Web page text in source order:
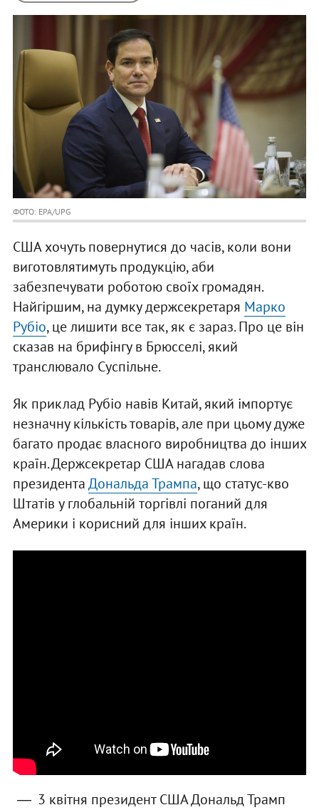
ФОТО: EPA/UPG
США хочуть повернутися до часів, коли вони
виготовлятимуть продукцію, аби
забезпечувати роботою своїх громадян.
Найгіршим, на думку держсекретаря Марко
Рубіо, це лишити все так, як є зараз. Про це він
сказав на брифінгу в Брюсселі, який
транслювало Суспільне.
Як приклад Рубіо навів Китай, який імпортує
незначну кількість товарів, але при цьому дуже
багато продає власного виробництва до інших
країн. Держсекретар США нагадав слова
президентаДональда Трампа, що статус-кво
Штатів у глобальній торгівлі поганий для
Америки і корисний для інших країн.
3 квітня президент США Дональд Трамп